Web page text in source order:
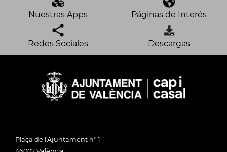
Nuestras Apps Páginas de Interés
Redes Sociales Descargas
Plaça de l'Ajuntament nº 1